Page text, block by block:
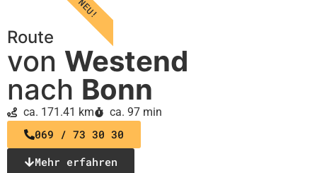
Route
von Westend
nach Bonn
ca. 171.41 km ca. 97 min
069 / 73 30 30
Mehr erfahren
NEU!